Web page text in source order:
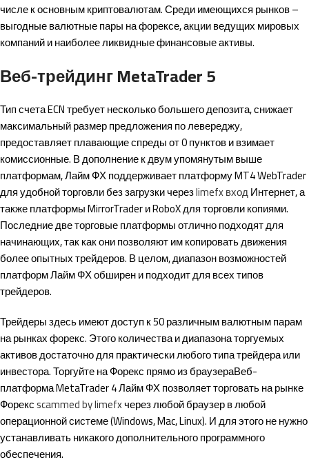
числе к основным криптовалютам. Среди имеющихся рынков –
выгодные валютные пары на форексе, акции ведущих мировых
компаний и наиболее ликвидные финансовые активы.
Веб-трейдинг MetaTrader 5
Тип счета ECN требует несколько большего депозита, снижает
максимальный размер предложения по левереджу,
предоставляет плавающие спреды от 0 пунктов и взимает
комиссионные. В дополнение к двум упомянутым выше
платформам, Лайм ФХ поддерживает платформу MT4 WebTrader
для удобной торговли без загрузки черезlimefx входИнтернет, а
также платформы MirrorTrader и RoboX для торговли копиями.
Последние две торговые платформы отлично подходят для
начинающих, так как они позволяют им копировать движения
более опытных трейдеров. В целом, диапазон возможностей
платформ Лайм ФХ обширен и подходит для всех типов
трейдеров.
Трейдеры здесь имеют доступ к 50 различным валютным парам
на рынках форекс. Этого количества и диапазона торгуемых
активов достаточно для практически любого типа трейдера или
инвестора. Торгуйте на Форекс прямо из браузераВеб-
платформа MetaTrader 4 Лайм ФХ позволяет торговать на рынке
Форексscammed by limefxчерез любой браузер в любой
операционной системе (Windows, Mac, Linux). И для этого не нужно
устанавливать никакого дополнительного программного
обеспечения.